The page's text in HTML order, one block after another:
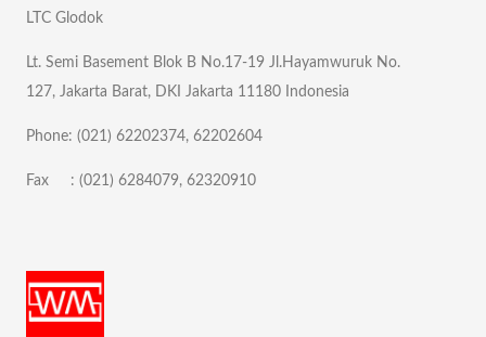
LTC Glodok
Lt. Semi Basement Blok B No.17-19 Jl.Hayamwuruk No.
127, Jakarta Barat, DKI Jakarta 11180 Indonesia
Phone: (021) 62202374, 62202604
Fax : (021) 6284079, 62320910